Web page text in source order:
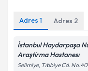
Kişisel
Metni'ni
Adres 1 Adres 2
İstanbul Haydarpaşa
Araştirma Hastanesı
Selimiye, Tıbbiye Cd.